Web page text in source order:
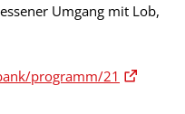
Umgang mit Lob,
programm/21